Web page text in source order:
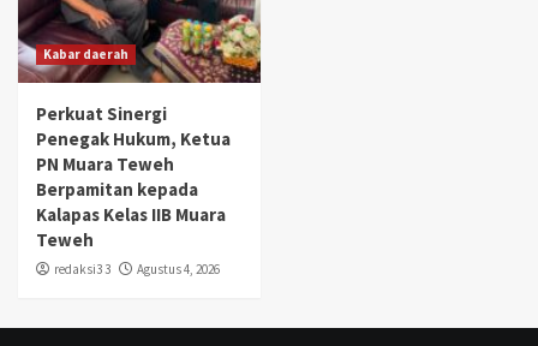
Kabar daerah
Perkuat Sinergi
Penegak Hukum, Ketua
PN Muara Teweh
Berpamitan kepada
Kalapas Kelas IIB Muara
Teweh
redaksi3 3 Agustus 4, 2026